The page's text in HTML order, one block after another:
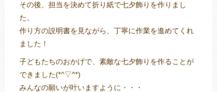
その後、担当を決めて折り紙で七夕飾りを作りまし
た。
作り方の説明書を見ながら、丁寧に作業を進めてくれ
ました！
子どもたちのおかげで、素敵な七夕飾りを作ることが
できました(*^▽^*)
みんなの願いが叶いますように・・・